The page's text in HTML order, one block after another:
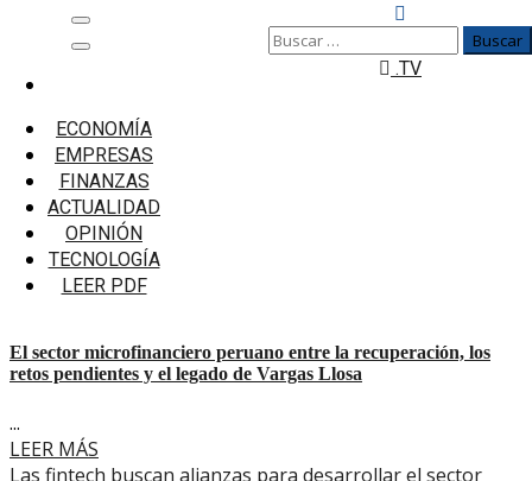
Menú
principal
ECONOMÍA
EMPRESAS
FINANZAS
ACTUALIDAD
OPINIÓN
TECNOLOGÍA
LEER PDF
Buscar:
.TV
Sector microfinanciero
Peruano
El sector microfinanciero peruano entre la recuperación,
los retos pendientes y el legado de Vargas Llosa
El sector microfinanciero peruano entre la recuperación, los
retos pendientes y el legado de Vargas Llosa
...
LEER MÁS
Las fintech buscan alianzas para desarrollar el sector